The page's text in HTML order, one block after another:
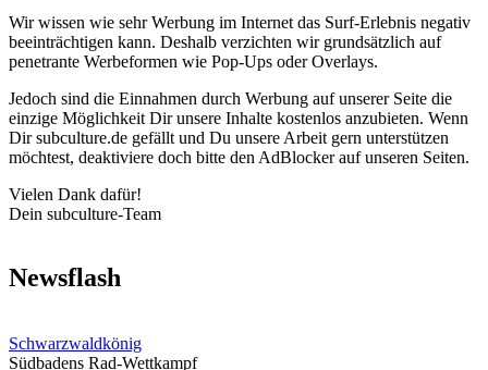
Wir wissen wie sehr Werbung im Internet das Surf-Erlebnis negativ
beeinträchtigen kann. Deshalb verzichten wir grundsätzlich auf
penetrante Werbeformen wie Pop-Ups oder Overlays.
Jedoch sind die Einnahmen durch Werbung auf unserer Seite die
einzige Möglichkeit Dir unsere Inhalte kostenlos anzubieten. Wenn
Dir subculture.de gefällt und Du unsere Arbeit gern unterstützen
möchtest, deaktiviere doch bitte den AdBlocker auf unseren Seiten.
Vielen Dank dafür!
Dein subculture-Team
Newsflash
Schwarzwaldkönig
Südbadens Rad-Wettkampf